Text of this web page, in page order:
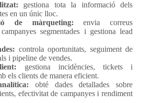
gestiona tota la informació dels
en un únic lloc.
de màrqueting: envia correus
segmentades i gestiona lead
controla oportunitats, seguiment de
i pipeline de vendes.
gestiona incidències, tickets i
els clients de manera eficient.
obté dades detallades sobre
efectivitat de campanyes i rendiment